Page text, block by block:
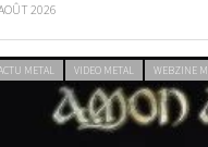
2026
METAL VIDEO METAL WEBZINE